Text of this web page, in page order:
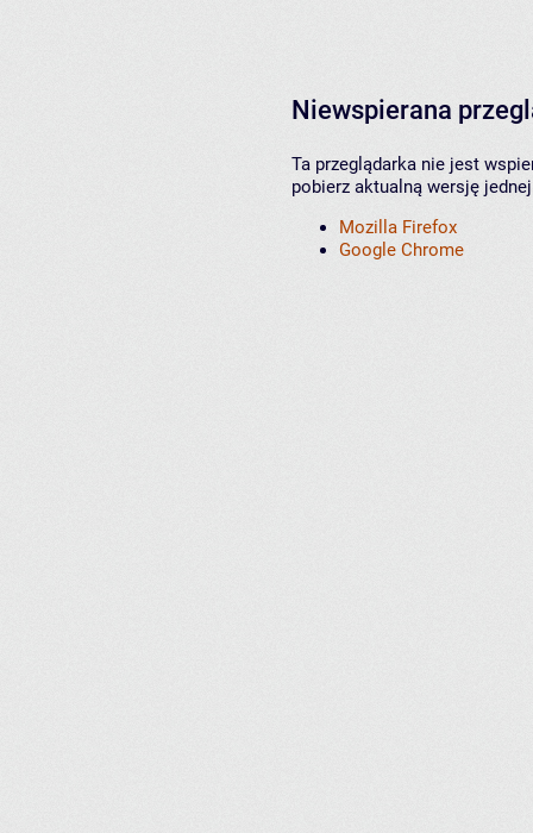
Niewspierana
Ta przeglądarka nie jest
pobierz aktualną wersję
Mozilla Firefox
Google Chrome